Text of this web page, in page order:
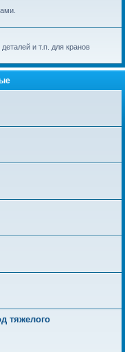
и т.п. для кранов
тяжелого